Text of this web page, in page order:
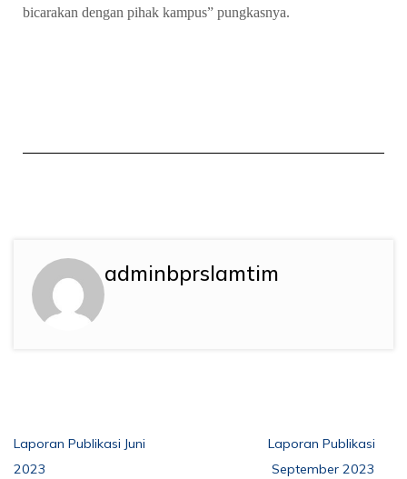
bicarakan dengan pihak kampus” pungkasnya.
adminbprslamtim
Laporan Publikasi Juni
2023
Laporan Publikasi
September 2023